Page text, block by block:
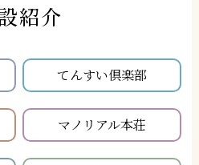
紹介
てんすい倶楽部
マノリアル本荘